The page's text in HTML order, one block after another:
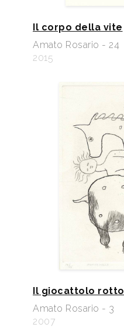
Il corpo della vite
Amato Rosario - 24
2015
Il giocattolo rotto
Amato Rosario - 3
2007